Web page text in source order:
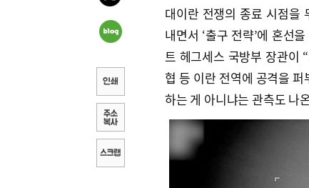
대이란 전쟁의 종료 시점을
내면서 ‘출구 전략’에 혼선
트 헤그세스 국방부 장관이
협 등 이란 전역에 공격을 퍼
하는 게 아니냐는 관측도 나